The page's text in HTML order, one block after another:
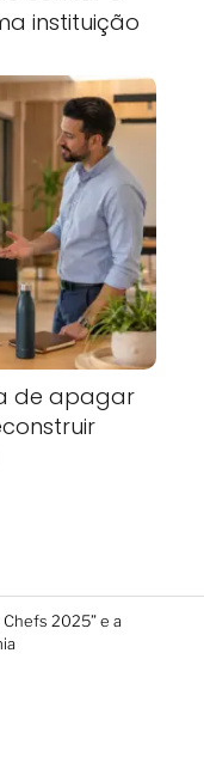
instituição
de apagar
Chefs 2025” e a